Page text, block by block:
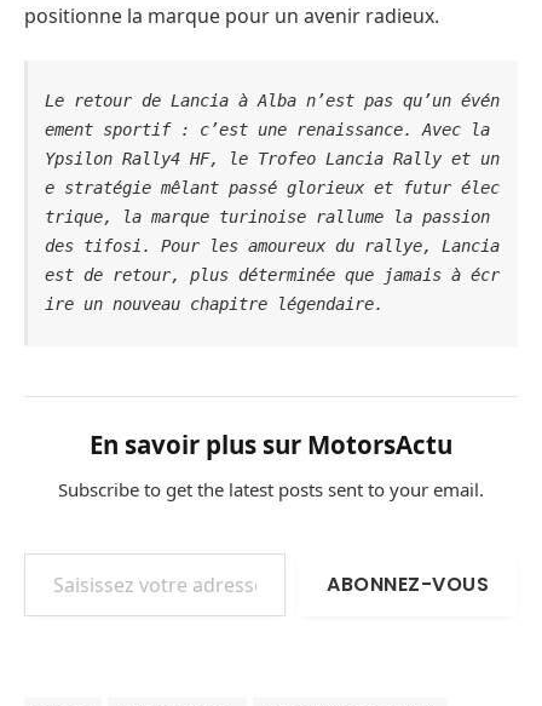
positionne la marque pour un avenir radieux.
Le retour de Lancia à Alba n’est pas qu’un évén
ement sportif : c’est une renaissance. Avec la
Ypsilon Rally4 HF, le Trofeo Lancia Rally et un
e stratégie mêlant passé glorieux et futur élec
trique, la marque turinoise rallume la passion
des tifosi. Pour les amoureux du rallye, Lancia
est de retour, plus déterminée que jamais à écr
ire un nouveau chapitre légendaire.
En savoir plus sur MotorsActu
Subscribe to get the latest posts sent to your email.
Saisissez votre adresse e-mail…
ABONNEZ-VOUS